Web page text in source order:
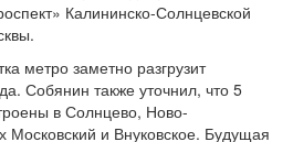
Калининско-Солнцевской
метро заметно разгрузит
Собянин также уточнил, что 5
в Солнцево, Ново-
Московский и Внуковское. Будущая